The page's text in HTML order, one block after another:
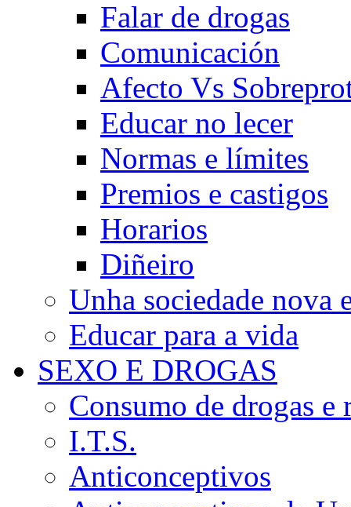
Falar de drogas
Comunicación
Afecto Vs
Educar no lecer
Normas e límites
Premios e castigos
Horarios
Diñeiro
Unha sociedade nova
Educar para a vida
SEXO E DROGAS
Consumo de drogas e
I.T.S.
Anticonceptivos